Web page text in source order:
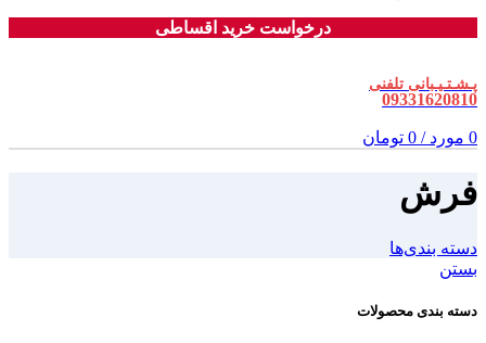
درخواست خرید اقساطی
پـشـتـیـبانی تلفنی
09331620810
0 مورد /
0 تومان
فرش
دسته بندی‌ها
بستن
دسته بندی محصولات